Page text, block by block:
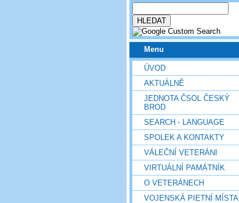
Menu
ÚVOD
AKTUÁLNĚ
JEDNOTA ČSOL ČESKÝ
BROD
SEARCH - LANGUAGE
SPOLEK A KONTAKTY
VÁLEČNÍ VETERÁNI
VIRTUÁLNÍ PAMÁTNÍK
O VETERÁNECH
VOJENSKÁ PIETNÍ MÍSTA